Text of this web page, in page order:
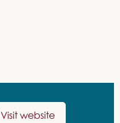
Visit website